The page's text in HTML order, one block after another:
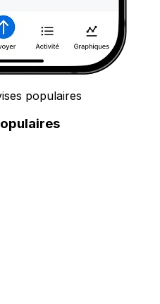
populaires